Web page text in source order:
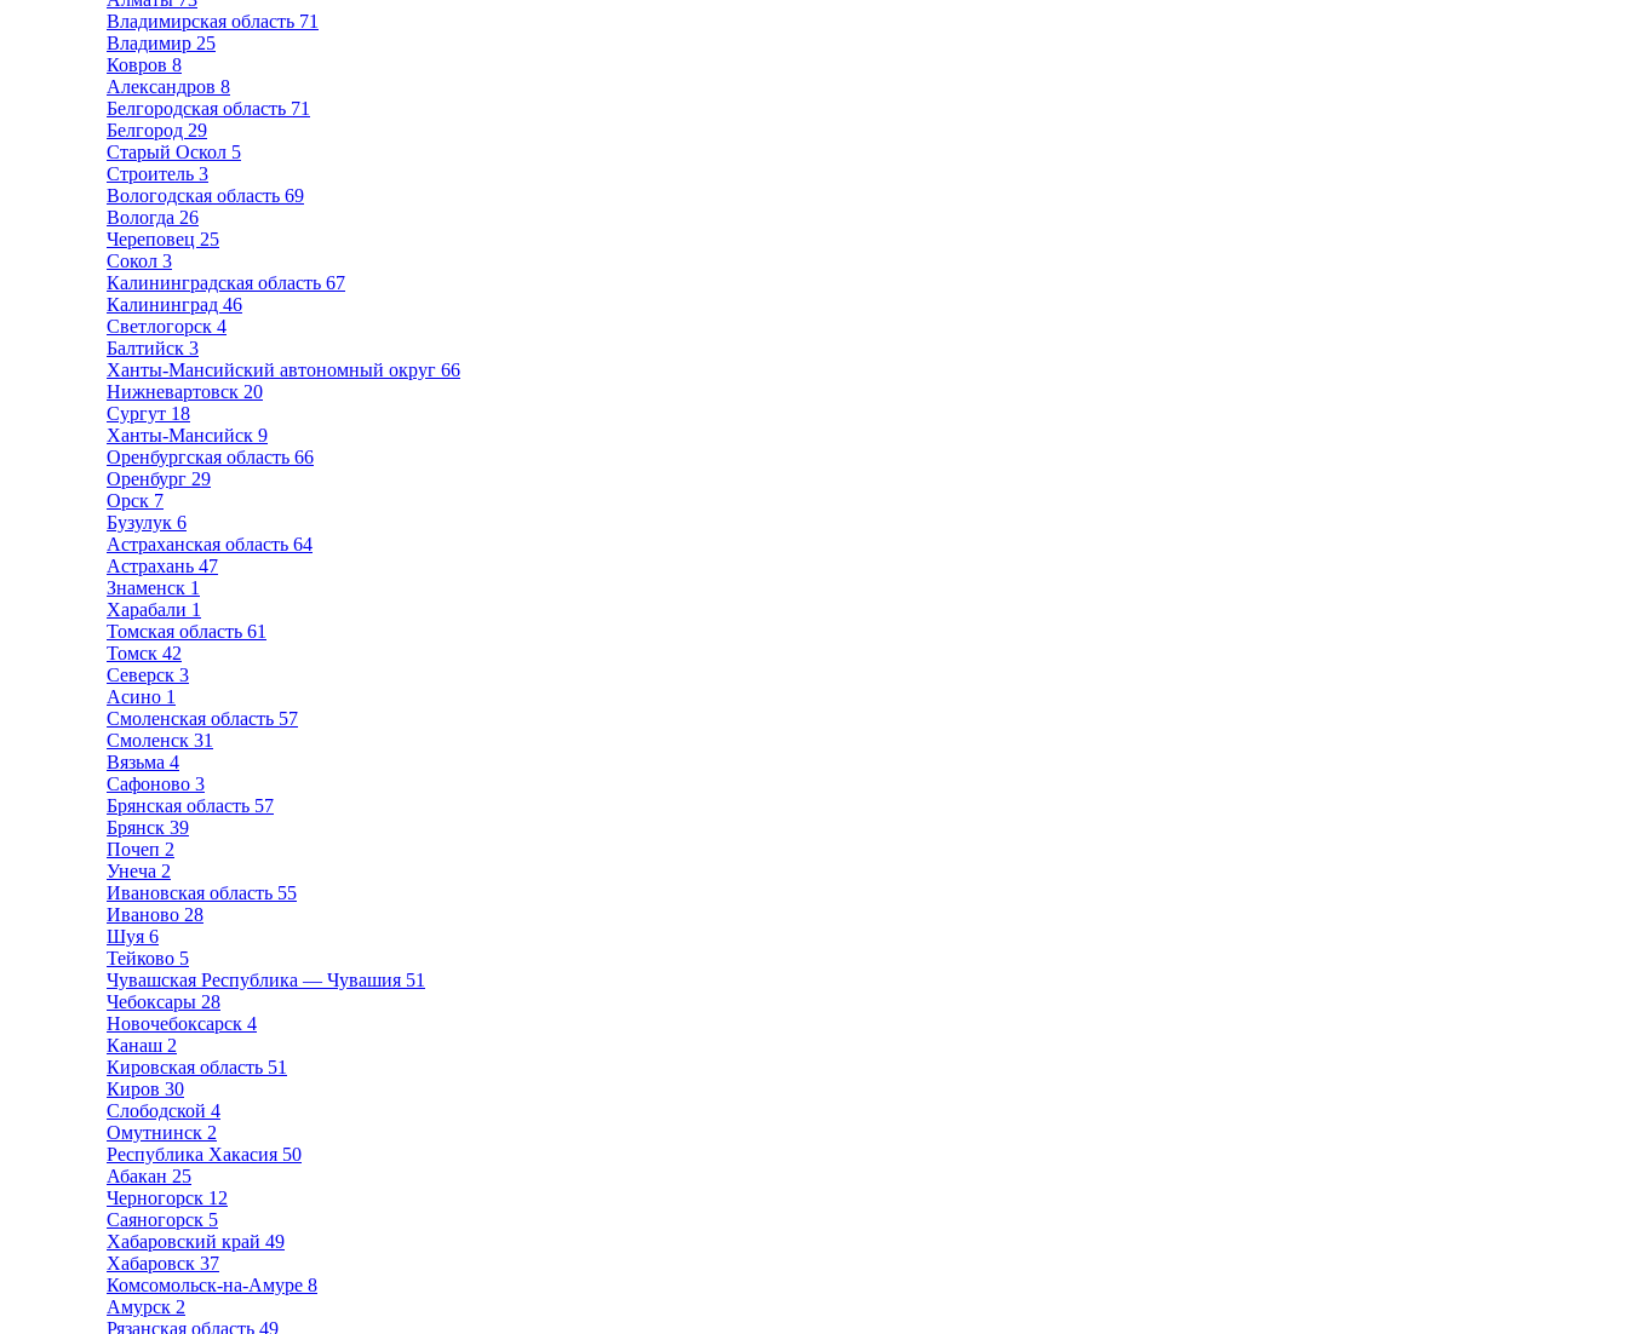
Владимирская область 71
Владимир 25
Ковров 8
Александров 8
Белгородская область 71
Белгород 29
Старый Оскол 5
Строитель 3
Вологодская область 69
Вологда 26
Череповец 25
Сокол 3
Калининградская область 67
Калининград 46
Светлогорск 4
Балтийск 3
Ханты-Мансийский автономный округ 66
Нижневартовск 20
Сургут 18
Ханты-Мансийск 9
Оренбургская область 66
Оренбург 29
Орск 7
Бузулук 6
Астраханская область 64
Астрахань 47
Знаменск 1
Харабали 1
Томская область 61
Томск 42
Северск 3
Асино 1
Смоленская область 57
Смоленск 31
Вязьма 4
Сафоново 3
Брянская область 57
Брянск 39
Почеп 2
Унеча 2
Ивановская область 55
Иваново 28
Шуя 6
Тейково 5
Чувашская Республика — Чувашия 51
Чебоксары 28
Новочебоксарск 4
Канаш 2
Кировская область 51
Киров 30
Слободской 4
Омутнинск 2
Республика Хакасия 50
Абакан 25
Черногорск 12
Саяногорск 5
Хабаровский край 49
Хабаровск 37
Комсомольск-на-Амуре 8
Амурск 2
Рязанская область 49